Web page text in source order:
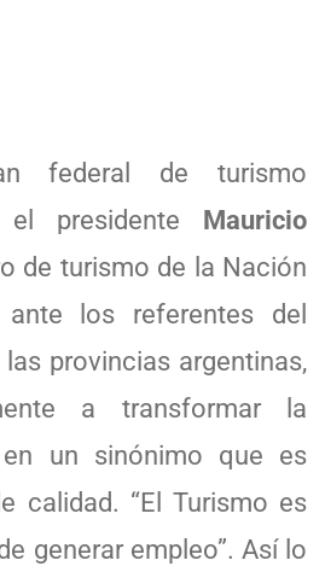
federal de turismo
el presidente Mauricio
de turismo de la Nación
los referentes del
provincias argentinas,
a transformar la
un sinónimo que es
calidad. “El Turismo es
generar empleo”. Así lo